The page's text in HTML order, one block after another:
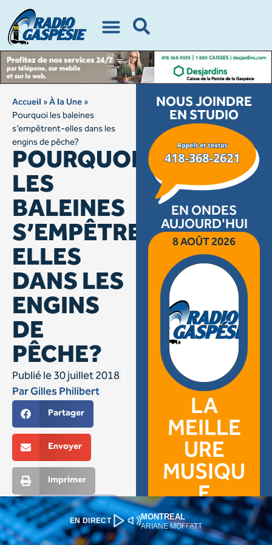
EN DIRECT MONTREAL
ARIANE MOFFATT